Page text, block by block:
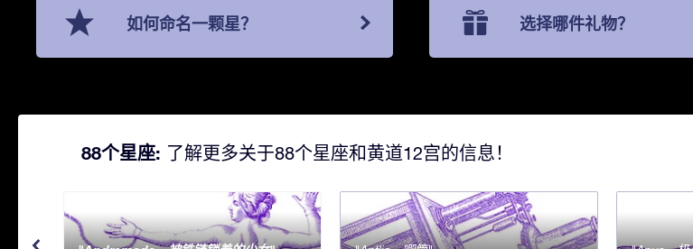
如何命名一颗星？ 选择哪件礼物？
88个星座: 了解更多关于88个星座和黄道12宫的信息！